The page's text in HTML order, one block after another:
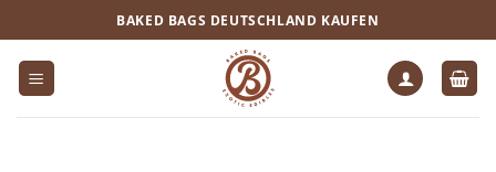
Inhalt
springen
BAKED BAGS DEUTSCHLAND KAUFEN